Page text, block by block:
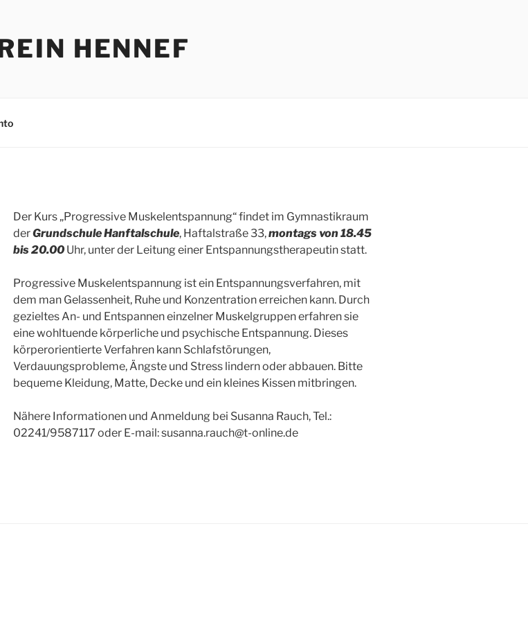
HENNEF
Der Kurs „Progressive Muskelentspannung“ findet im Gymnastikraum
derGrundschule Hanftalschule, Haftalstraße 33,montags von 18.45
bis 20.00Uhr, unter der Leitung einer Entspannungstherapeutin statt.
Progressive Muskelentspannung ist ein Entspannungsverfahren, mit
dem man Gelassenheit, Ruhe und Konzentration erreichen kann. Durch
gezieltes An- und Entspannen einzelner Muskelgruppen erfahren sie
eine wohltuende körperliche und psychische Entspannung. Dieses
körperorientierte Verfahren kann Schlafstörungen,
Verdauungsprobleme, Ängste und Stress lindern oder abbauen. Bitte
bequeme Kleidung, Matte, Decke und ein kleines Kissen mitbringen.
Nähere Informationen und Anmeldung bei Susanna Rauch, Tel.:
02241/9587117 oder E-mail: susanna.rauch@t-online.de